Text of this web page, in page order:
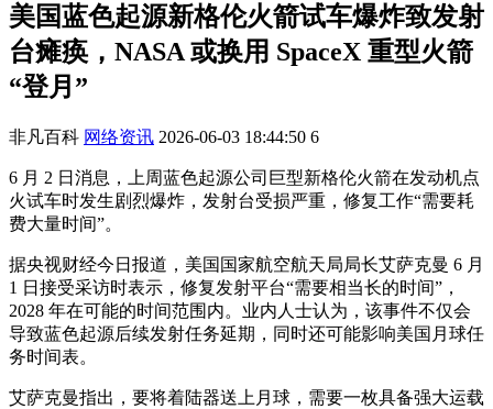
美国蓝色起源新格伦火箭试车爆炸致发射
台瘫痪，NASA 或换用 SpaceX 重型火箭
“登月”
非凡百科 网络资讯 2026-06-03 18:44:50 6
6 月 2 日消息，上周蓝色起源公司巨型新格伦火箭在发动机点
火试车时发生剧烈爆炸，发射台受损严重，修复工作“需要耗
费大量时间”。
据央视财经今日报道，美国国家航空航天局局长艾萨克曼 6 月
1 日接受采访时表示，修复发射平台“需要相当长的时间”，
2028 年在可能的时间范围内。业内人士认为，该事件不仅会
导致蓝色起源后续发射任务延期，同时还可能影响美国月球任
务时间表。
艾萨克曼指出，要将着陆器送上月球，需要一枚具备强大运载